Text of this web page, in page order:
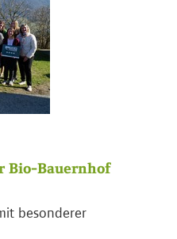
Bio-Bauernhof
besonderer